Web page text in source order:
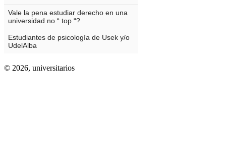
© 2026, universitarios